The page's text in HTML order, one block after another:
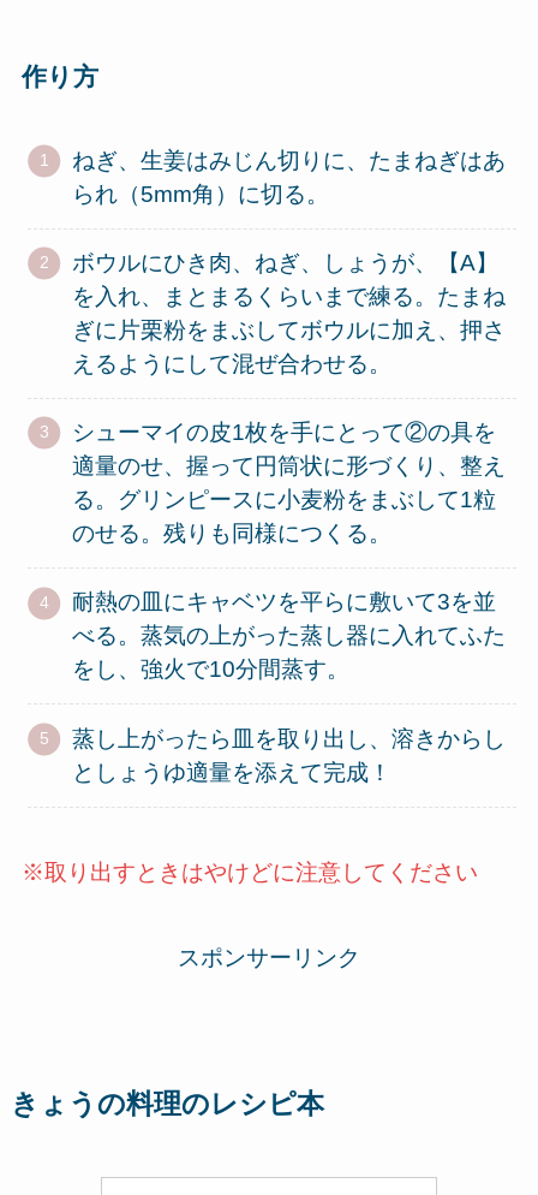
作り方
ねぎ、生姜はみじん切りに、たまねぎはあ
られ（5mm角）に切る。
ボウルにひき肉、ねぎ、しょうが、【A】
を入れ、まとまるくらいまで練る。たまね
ぎに片栗粉をまぶしてボウルに加え、押さ
えるようにして混ぜ合わせる。
シューマイの皮1枚を手にとって②の具を
適量のせ、握って円筒状に形づくり、整え
る。グリンピースに小麦粉をまぶして1粒
のせる。残りも同様につくる。
耐熱の皿にキャベツを平らに敷いて3を並
べる。蒸気の上がった蒸し器に入れてふた
をし、強火で10分間蒸す。
蒸し上がったら皿を取り出し、溶きからし
としょうゆ適量を添えて完成！
※取り出すときはやけどに注意してください
スポンサーリンク
きょうの料理のレシピ本